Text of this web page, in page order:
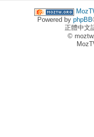
Powered by phpBB
正體中文
©